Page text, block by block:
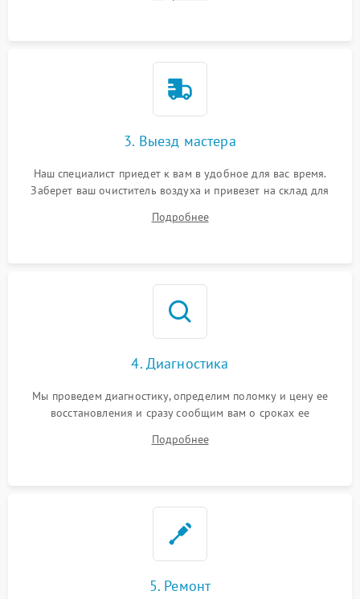
3. Выезд мастера
Наш специалист приедет к вам в удобное для вас время.
Заберет ваш очиститель воздуха и привезет на склад для
Подробнее
4. Диагностика
Мы проведем диагностику, определим поломку и цену ее
восстановления и сразу сообщим вам о сроках ее
Подробнее
5. Ремонт